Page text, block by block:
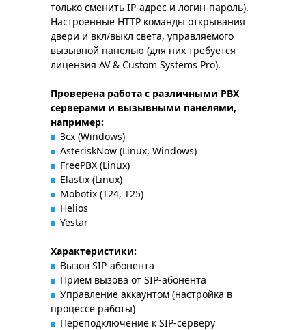
только сменить IP-адрес и логин-пароль).
Настроенные HTTP команды открывания
двери и вкл/выкл света, управляемого
вызывной панелью (для них требуется
лицензия AV & Custom Systems Pro).
Проверена работа с различными PBX
серверами и вызывными панелями,
например:
3cx (Windows)
AsteriskNow (Linux, Windows)
FreePBX (Linux)
Elastix (Linux)
Mobotix (T24, T25)
Helios
Yestar
Характеристики:
Вызов SIP-абонента
Прием вызова от SIP-абонента
Управление аккаунтом (настройка в
процессе работы)
Переподключение к SIP-серверу